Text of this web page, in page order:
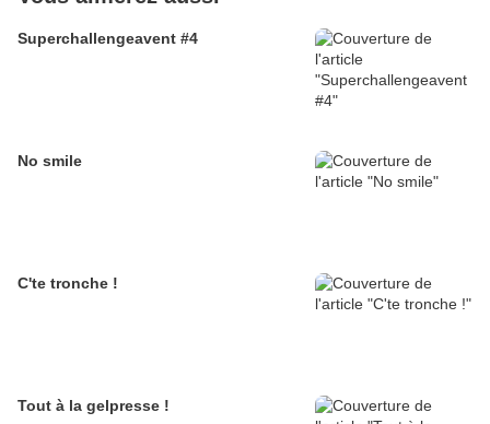
Superchallengeavent #4
No smile
C'te tronche !
Tout à la gelpresse !